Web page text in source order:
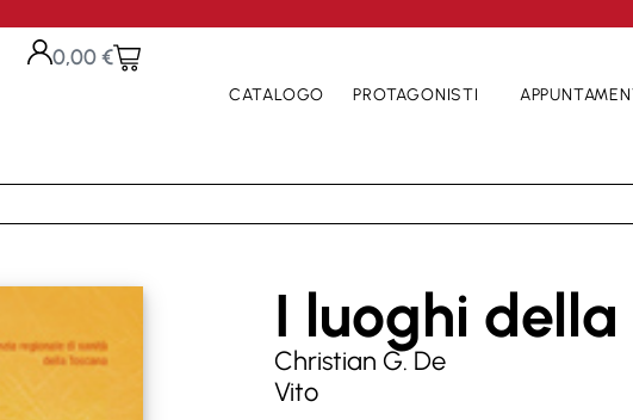
0,00€
CATALOGO PROTAGONISTI
I luoghi
Christian G. De
Vito